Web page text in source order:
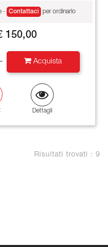
- Contattaci per ordinarlo
150,00
Quantità
Acquista
Dettagli
Risultati trovati : 9